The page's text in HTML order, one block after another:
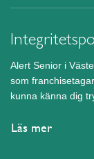
Alert Senior i
som
kunna känna dig
Läs mer